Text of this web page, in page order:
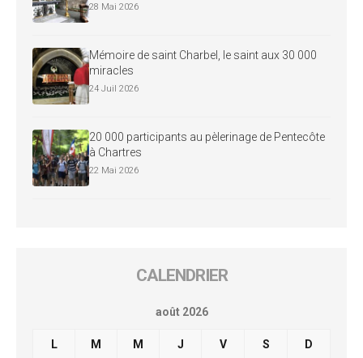
28 Mai 2026
Mémoire de saint Charbel, le saint aux 30 000
miracles
24 Juil 2026
20 000 participants au pèlerinage de Pentecôte
à Chartres
22 Mai 2026
CALENDRIER
août 2026
L M M J V S D